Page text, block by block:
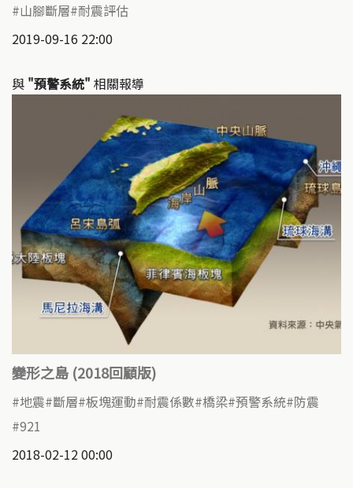
山腳斷層 耐震評估
2019-09-16 22:00
與 "預警系統" 相關報導
變形之島 (2018回顧版)
地震 斷層 板塊運動 耐震係數 橋梁 預警系統 防震
921
2018-02-12 00:00